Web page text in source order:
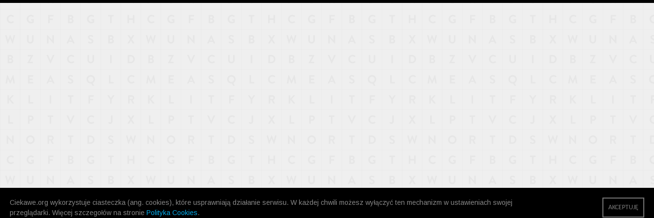
Ciekawe.org wykorzystuje ciasteczka (ang. cookies), które usprawniają działanie serwisu. W każdej chwili możesz wyłączyć ten mechanizm w ustawieniach swojej
przeglądarki. Więcej szczegołów na stronie Polityka Cookies.
AKCEPTUJĘ
KONTAKT